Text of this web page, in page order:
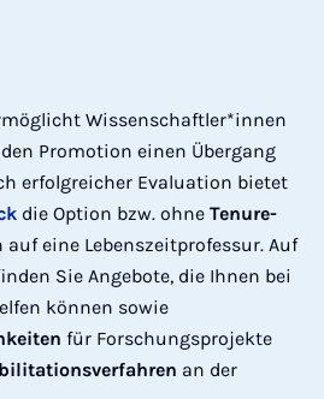
Wissenschaftler*innen
Promotion einen Übergang
erfolgreicher Evaluation bietet
die Option bzw. ohne Tenure-
eine Lebenszeitprofessur. Auf
Sie Angebote, die Ihnen bei
können sowie
für Forschungsprojekte
an der